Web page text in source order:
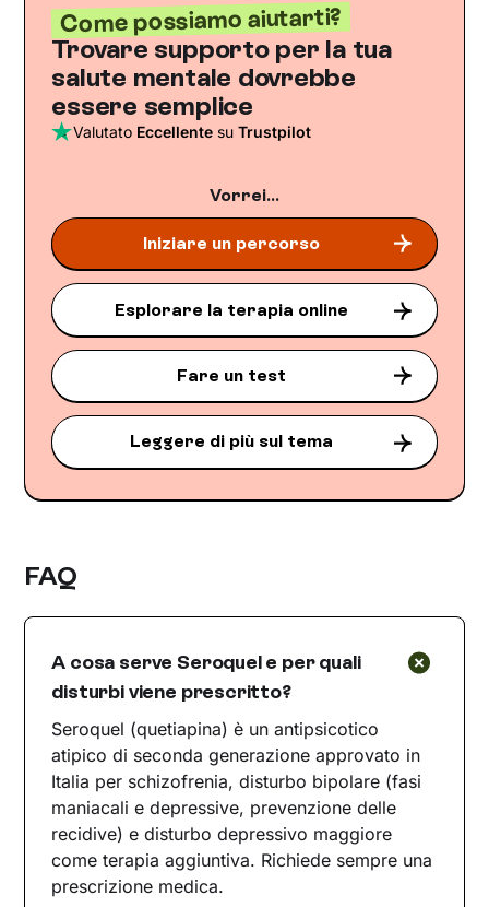
Come possiamo aiutarti?
Trovare supporto per la tua
salute mentale dovrebbe
essere semplice
Valutato Eccellente suTrustpilot
Vorrei...
Iniziare un percorso
Esplorare la terapia online
Fare un test
Leggere di più sul tema
FAQ
A cosa serve Seroquel e per quali
disturbi viene prescritto?
Seroquel (quetiapina) è un antipsicotico
atipico di seconda generazione approvato in
Italia per schizofrenia, disturbo bipolare (fasi
maniacali e depressive, prevenzione delle
recidive) e disturbo depressivo maggiore
come terapia aggiuntiva. Richiede sempre una
prescrizione medica.